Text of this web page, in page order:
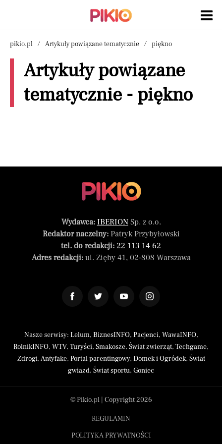
pikio.pl Artykuły powiązane tematycznie piękno
Artykuły powiązane
tematycznie - piękno
Wydawca: IBERIONSp. z o.o.
Redaktor naczelny:Patryk Przybyłowski
tel. do redakcji: 22 113 14 62
Adres redakcji:ul. Zięby 41, 02-808 Warszawa
Nasze serwisy: Lelum, BiznesINFO, Pacjenci, WawaINFO,
RolnikINFO, WTV, Turyści, Smakosze, Świat zwierząt, Techgame,
Zdrogi,Antyfake, Portal parentingowy, Domek i Ogródek, Świat
gwiazd, Świat sportu, Goniec
© Pikio.pl | Copyright 2026
REGULAMIN
POLITYKA PRYWATNOŚCI